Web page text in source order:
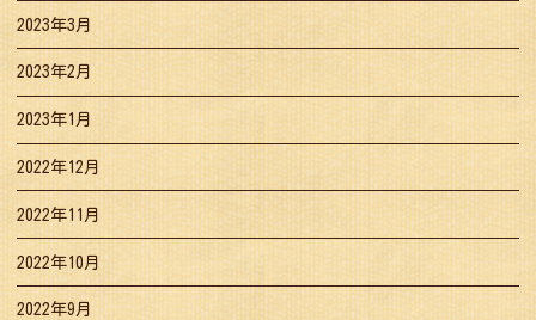
2023年3月
2023年2月
2023年1月
2022年12月
2022年11月
2022年10月
2022年9月